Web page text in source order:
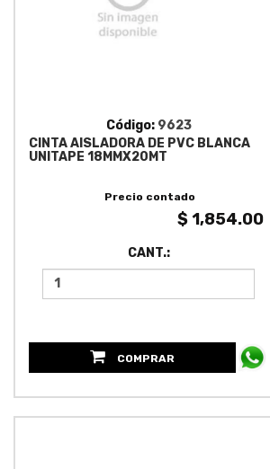
Código: 9623
CINTA AISLADORA DE PVC BLANCA
UNITAPE 18MMX20MT
Precio contado
$ 1,854.00
CANT.:
COMPRAR